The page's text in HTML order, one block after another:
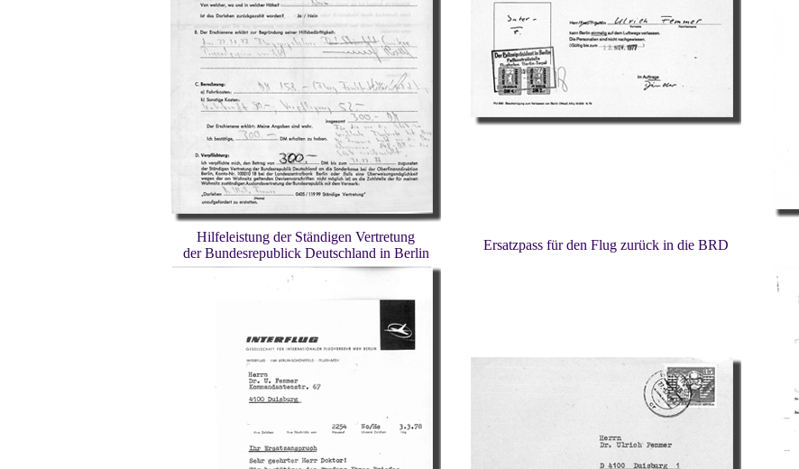
Hilfeleistung der Ständigen Vertretung
der Bundesrepublick Deutschland in Berlin
Ersatzpass für den Flug zurück in die BRD